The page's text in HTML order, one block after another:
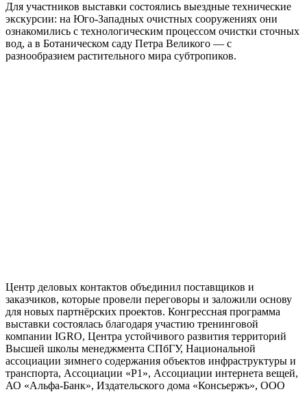
Для участников выставки состоялись выездные технические
экскурсии: на Юго-Западных очистных сооружениях они
ознакомились с технологическим процессом очистки сточных
вод, а в Ботаническом саду Петра Великого — с
разнообразием растительного мира субтропиков.
Центр деловых контактов объединил поставщиков и
заказчиков, которые провели переговоры и заложили основу
для новых партнёрских проектов. Конгрессная программа
выставки состоялась благодаря участию тренинговой
компании IGRO, Центра устойчивого развития территорий
Высшей школы менеджмента СПбГУ, Национальной
ассоциации зимнего содержания объектов инфраструктуры и
транспорта, Ассоциации «Р1», Ассоциации интернета вещей,
АО «Альфа-Банк», Издательского дома «Консьержъ», ООО